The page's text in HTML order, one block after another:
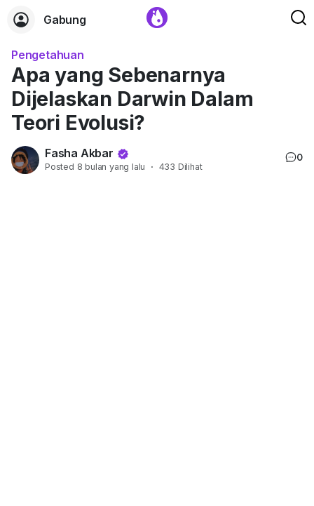
Gabung
Pengetahuan
Apa yang Sebenarnya
Dijelaskan Darwin Dalam
Teori Evolusi?
Fasha Akbar
Posted 8 bulan yang lalu · 433 Dilihat
0